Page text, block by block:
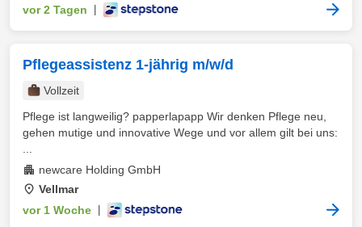
vor 2 Tagen
Pflegeassistenz 1-jährig m/w/d
Vollzeit
Pflege ist langweilig? papperlapapp Wir denken Pflege neu,
gehen mutige und innovative Wege und vor allem gilt bei uns:
newcare Holding GmbH
Vellmar
vor 1 Woche